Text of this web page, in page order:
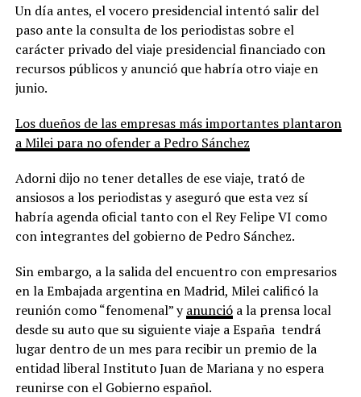
Un día antes, el vocero presidencial intentó salir del
paso ante la consulta de los periodistas sobre el
carácter privado del viaje presidencial financiado con
recursos públicos y anunció que habría otro viaje en
junio.
Los dueños de las empresas más importantes plantaron
a Milei para no ofender a Pedro Sánchez
Adorni dijo no tener detalles de ese viaje, trató de
ansiosos a los periodistas y aseguró que esta vez sí
habría agenda oficial tanto con el Rey Felipe VI como
con integrantes del gobierno de Pedro Sánchez.
Sin embargo, a la salida del encuentro con empresarios
en la Embajada argentina en Madrid, Milei calificó la
reunión como “fenomenal” yanuncióa la prensa local
desde su auto que su siguiente viaje a España tendrá
lugar dentro de un mes para recibir un premio de la
entidad liberal Instituto Juan de Mariana y no espera
reunirse con el Gobierno español.